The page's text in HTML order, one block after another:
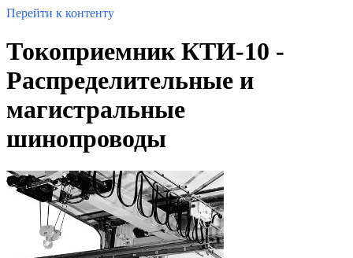
Перейти к контенту
Токоприемник КТИ-10 -
Распределительные и
магистральные
шинопроводы